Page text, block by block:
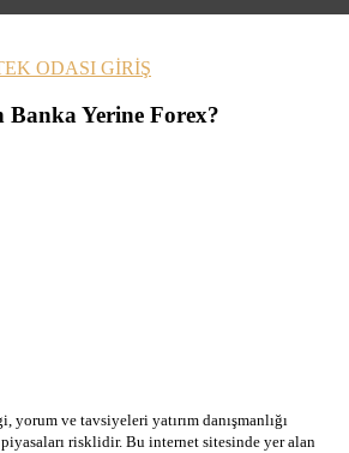
ODASI GİRİŞ
Banka Yerine Forex?
yorum ve tavsiyeleri yatırım danışmanlığı
risklidir. Bu internet sitesinde yer alan